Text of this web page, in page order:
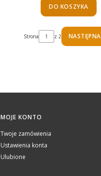
DO KOSZYKA
Strona z 2 NASTĘPNA
MOJE KONTO
Twoje zamówienia
Ustawienia konta
Ulubione